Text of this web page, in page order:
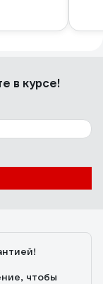
в курсе!
чтобы